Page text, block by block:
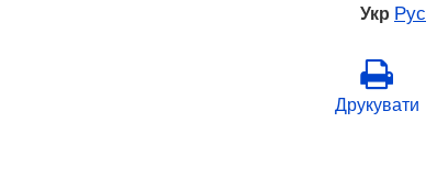
Укр Рус
Друкувати